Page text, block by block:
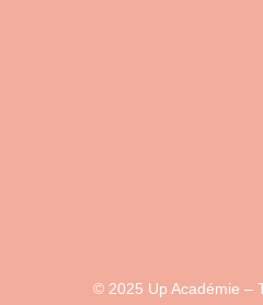
© 2025 Up Académie –